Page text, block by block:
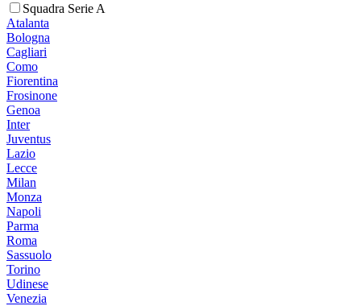
Squadra Serie A
Atalanta
Bologna
Cagliari
Como
Fiorentina
Frosinone
Genoa
Inter
Juventus
Lazio
Lecce
Milan
Monza
Napoli
Parma
Roma
Sassuolo
Torino
Udinese
Venezia